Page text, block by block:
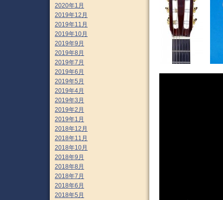
2020年1月
2019年12月
2019年11月
2019年10月
2019年9月
2019年8月
2019年7月
2019年6月
2019年5月
2019年4月
2019年3月
2019年2月
2019年1月
2018年12月
2018年11月
2018年10月
2018年9月
2018年8月
2018年7月
2018年6月
2018年5月